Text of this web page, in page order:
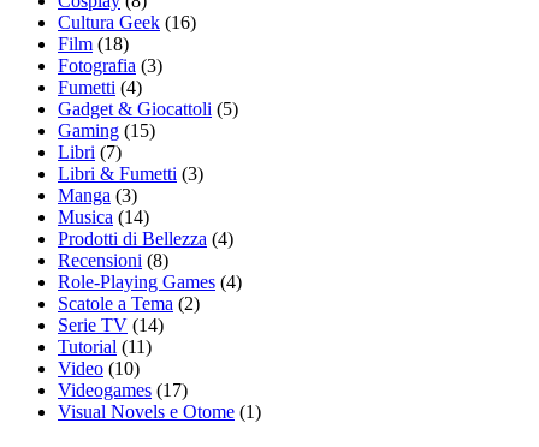
Cultura Geek (16)
Film (18)
Fotografia (3)
Fumetti (4)
Gadget & Giocattoli (5)
Gaming (15)
Libri (7)
Libri & Fumetti (3)
Manga (3)
Musica (14)
Prodotti di Bellezza (4)
Recensioni (8)
Role-Playing Games (4)
Scatole a Tema (2)
Serie TV (14)
Tutorial (11)
Video (10)
Videogames (17)
Visual Novels e Otome (1)